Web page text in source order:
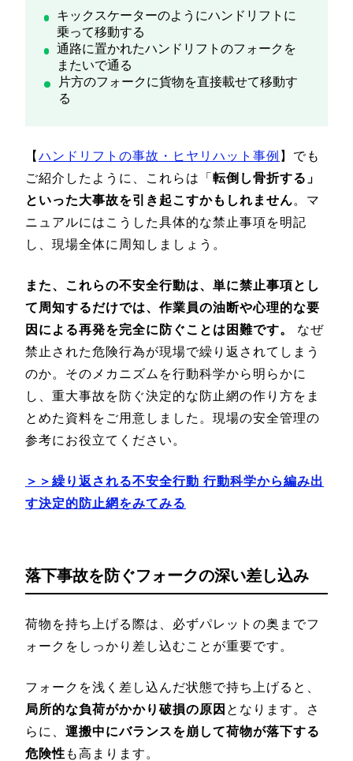
キックスケーターのようにハンドリフトに
乗って移動する
通路に置かれたハンドリフトのフォークを
またいで通る
片方のフォークに貨物を直接載せて移動す
る
【 ハンドリフトの事故・ヒヤリハット事例 】でも
ご紹介したように、これらは「 転倒し骨折する」
といった大事故を引き起こすかもしれません。マ
ニュアルにはこうした具体的な禁止事項を明記
し、現場全体に周知しましょう。
また、これらの不安全行動は、単に禁止事項とし
て周知するだけでは、作業員の油断や心理的な要
因による再発を完全に防ぐことは困難です。
なぜ
禁止された危険行為が現場で繰り返されてしまう
のか。そのメカニズムを行動科学から明らかに
し、重大事故を防ぐ決定的な防止網の作り方をま
とめた資料をご用意しました。現場の安全管理の
参考にお役立てください。
＞＞繰り返される不安全行動 行動科学から編み出
す決定的防止網をみてみる
落下事故を防ぐフォークの深い差し込み
荷物を持ち上げる際は、必ずパレットの奥までフ
ォークをしっかり差し込むことが重要です。
フォークを浅く差し込んだ状態で持ち上げると、
局所的な負荷がかかり破損の原因 となります。さ
らに、 運搬中にバランスを崩して荷物が落下する
危険性 も高まります。